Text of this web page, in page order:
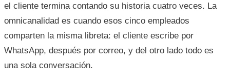
el cliente termina contando su historia cuatro veces. La
omnicanalidad es cuando esos cinco empleados
comparten la misma libreta: el cliente escribe por
WhatsApp, después por correo, y del otro lado todo es
una sola conversación.